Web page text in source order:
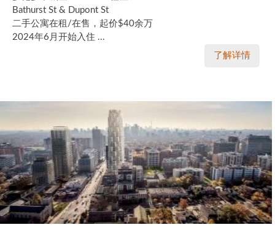
Bathurst St & Dupont St
二手公寓在租/在售，起价$40余万
2024年6月开始入住 ...
了解详情